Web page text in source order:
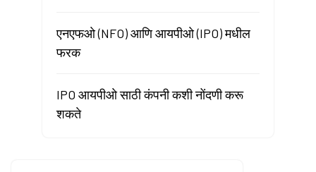
एनएफओ (NFO) आणि आयपीओ (IPO) मधील
फरक
IPO आयपीओ साठी कंपनी कशी नोंदणी करू
शकते